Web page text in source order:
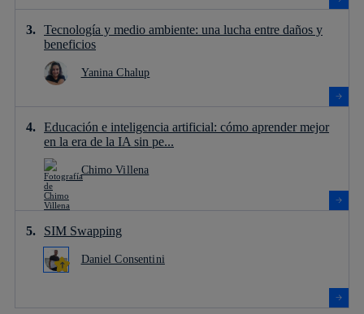
Tecnología y medio ambiente: una lucha entre daños y
beneficios
Yanina Chalup
Educación e inteligencia artificial: cómo aprender mejor
en la era de la IA sin pe...
Chimo Villena
SIM Swapping
Daniel Consentini